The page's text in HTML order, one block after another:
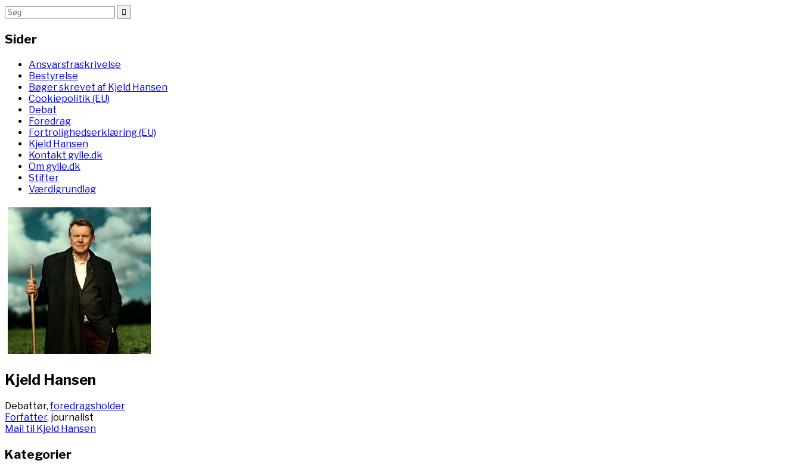
Sider
Ansvarsfraskrivelse
Bestyrelse
Bøger skrevet af Kjeld Hansen
Cookiepolitik (EU)
Debat
Foredrag
Fortrolighedserklæring (EU)
Kjeld Hansen
Kontakt gylle.dk
Om gylle.dk
Stifter
Værdigrundlag
Kjeld Hansen
Debattør,foredragsholder
Forfatter, journalist
Mail til Kjeld Hansen
Kategorier